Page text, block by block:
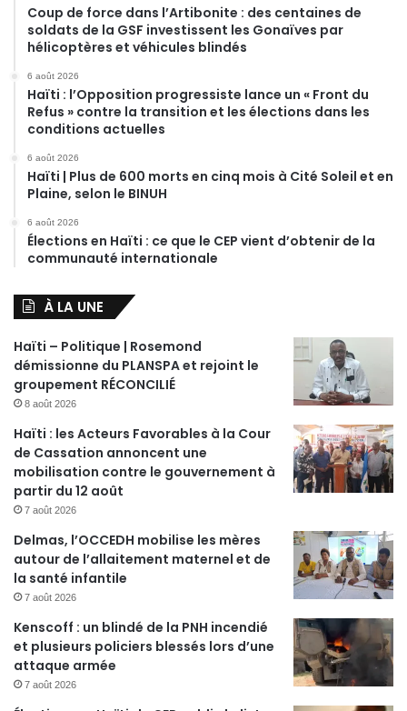
Coup de force dans l’Artibonite : des centaines de
soldats de la GSF investissent les Gonaïves par
hélicoptères et véhicules blindés
6 août 2026
Haïti : l’Opposition progressiste lance un « Front du
Refus » contre la transition et les élections dans les
conditions actuelles
6 août 2026
Haïti | Plus de 600 morts en cinq mois à Cité Soleil et en
Plaine, selon le BINUH
6 août 2026
Élections en Haïti : ce que le CEP vient d’obtenir de la
communauté internationale
À LA UNE
Haïti – Politique | Rosemond
démissionne du PLANSPA et rejoint le
groupement RÉCONCILIÉ
8 août 2026
Haïti : les Acteurs Favorables à la Cour
de Cassation annoncent une
mobilisation contre le gouvernement à
partir du 12 août
7 août 2026
Delmas, l’OCCEDH mobilise les mères
autour de l’allaitement maternel et de
la santé infantile
7 août 2026
Kenscoff : un blindé de la PNH incendié
et plusieurs policiers blessés lors d’une
attaque armée
7 août 2026